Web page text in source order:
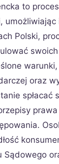
to
umożliwiając
Polski,
oraz
Sądowego